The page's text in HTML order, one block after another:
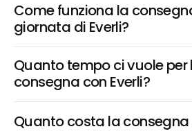
Come funziona la
giornata di Everli?
Quanto tempo ci vuole per
consegna con Everli?
Quanto costa la consegna